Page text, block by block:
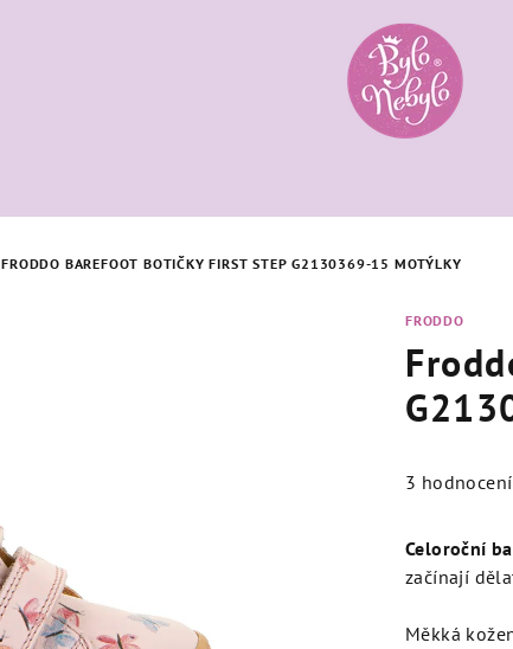
FRODDO BAREFOOT BOTIČKY FIRST STEP G2130369-15 MOTÝLKY
FRODDO
Průměrné
produktu
z
3 hodnocení
Celoroční
začínají
Měkká